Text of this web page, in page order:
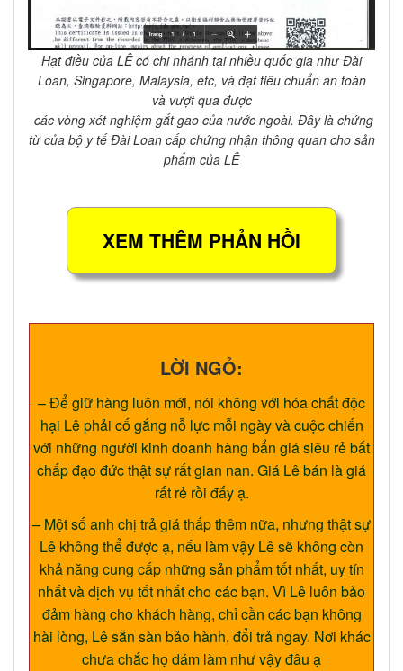
Hạt điều của LÊ có chi nhánh tại nhiều quốc gia như Đài
Loan, Singapore, Malaysia, etc, và đạt tiêu chuẩn an toàn
và vượt qua được
các vòng xét nghiệm gắt gao của nước ngoài. Đây là chứng
từ của bộ y tế Đài Loan cấp chứng nhận thông quan cho sản
phẩm của LÊ
LỜI NGỎ:
– Để giữ hàng luôn mới, nói không với hóa chất độc
hại Lê phải cố gắng nỗ lực mỗi ngày và cuộc chiến
với những người kinh doanh hàng bẩn giá siêu rẻ bất
chấp đạo đức thật sự rất gian nan. Giá Lê bán là giá
rất rẻ rồi đấy ạ.
– Một số anh chị trả giá thấp thêm nữa, nhưng thật sự
Lê không thể được ạ, nếu làm vậy Lê sẽ không còn
khả năng cung cấp những sản phẩm tốt nhất, uy tín
nhất và dịch vụ tốt nhất cho các bạn. Vì Lê luôn bảo
đảm hàng cho khách hàng, chỉ cần các bạn không
hài lòng, Lê sẵn sàn bảo hành, đổi trả ngay. Nơi khác
chưa chắc họ dám làm như vậy đâu ạ